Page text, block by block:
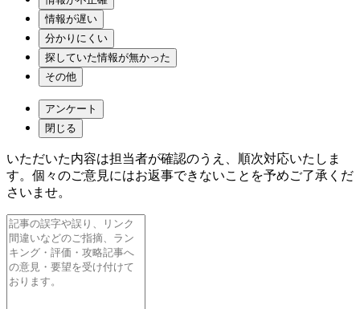
情報が遅い
分かりにくい
探していた情報が無かった
その他
アンケート
閉じる
いただいた内容は担当者が確認のうえ、順次対応いたしま
す。個々のご意見にはお返事できないことを予めご了承くだ
さいませ。